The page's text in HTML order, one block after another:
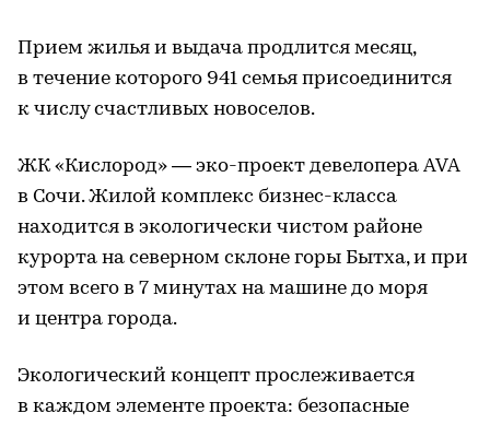
Прием жилья и выдача продлится месяц,
в течение которого 941 семья присоединится
к числу счастливых новоселов.
ЖК «Кислород» — эко-проект девелопера AVA
в Сочи. Жилой комплекс бизнес-класса
находится в экологически чистом районе
курорта на северном склоне горы Бытха, и при
этом всего в 7 минутах на машине до моря
и центра города.
Экологический концепт прослеживается
в каждом элементе проекта: безопасные